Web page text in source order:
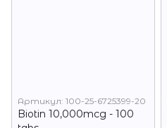
Артикул: 100-25-6725399-20
Biotin 10,000mcg - 100